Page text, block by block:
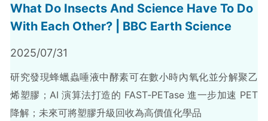
What Do Insects And Science Have To Do
With Each Other? | BBC Earth Science
2025/07/31
研究發現蜂蠟蟲唾液中酵素可在數小時內氧化並分解聚乙
烯塑膠；AI 演算法打造的 FAST‑PETase 進一步加速 PET
降解；未來可將塑膠升級回收為高價值化學品